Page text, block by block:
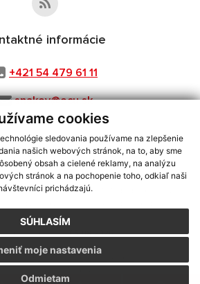
cookies
sledovania používame na zlepšenie
našich webových stránok, na to, aby sme
obsah a cielené reklamy, na analýzu
stránok a na pochopenie toho, odkiaľ naši
prichádzajú.
SÚHLASÍM
Odmietam
moje nastavenia
informácie
+421 54 479 61 11
snakov@ocu.sk
aktuálnych informácií s využitím RSS
ECHELON 2,Mapa stránok,web portál
s.r.o.,domény,registrácia domény
aktualizácia:05.08.2026
|Vyhlásenie o prístupnosti